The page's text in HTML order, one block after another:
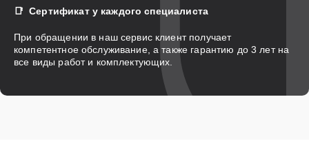
Сертификат у каждого специалиста
При обращении в наш сервис клиент получает
компетентное обслуживание, а также гарантию до 3 лет на
все виды работ и комплектующих.